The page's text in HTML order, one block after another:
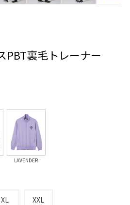
裏毛トレーナー
LAVENDER
XL XXL